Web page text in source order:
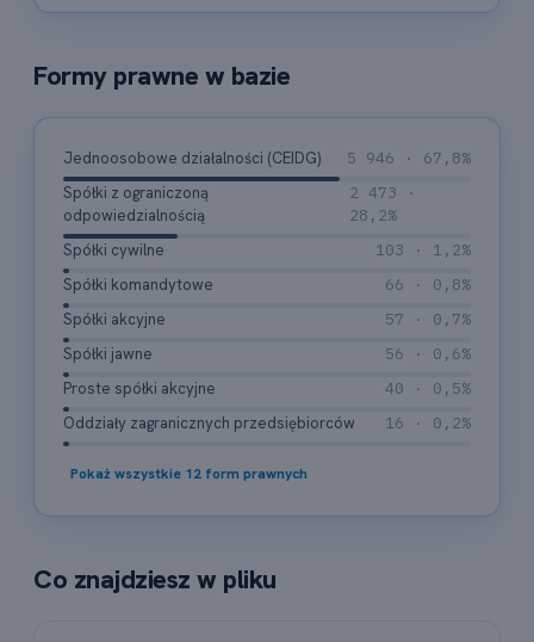
Formy prawne w bazie
Jednoosobowe działalności (CEIDG)
5 946 · 67,8%
Spółki z ograniczoną
odpowiedzialnością
2 473 ·
28,2%
Spółki cywilne
103 · 1,2%
Spółki komandytowe
66 · 0,8%
Spółki akcyjne
57 · 0,7%
Spółki jawne
56 · 0,6%
Proste spółki akcyjne
40 · 0,5%
Oddziały zagranicznych przedsiębiorców
16 · 0,2%
Pokaż wszystkie 12 form prawnych
Co znajdziesz w pliku